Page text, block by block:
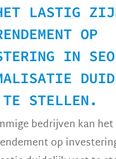
LASTIG
OP
IN
STELLEN.
bedrijven kan
op